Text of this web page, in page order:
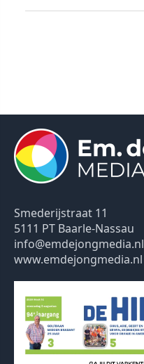
Smederijstraat 11
5111 PT Baarle-Nassau
info@emdejongmedia.nl
www.emdejongmedia.nl